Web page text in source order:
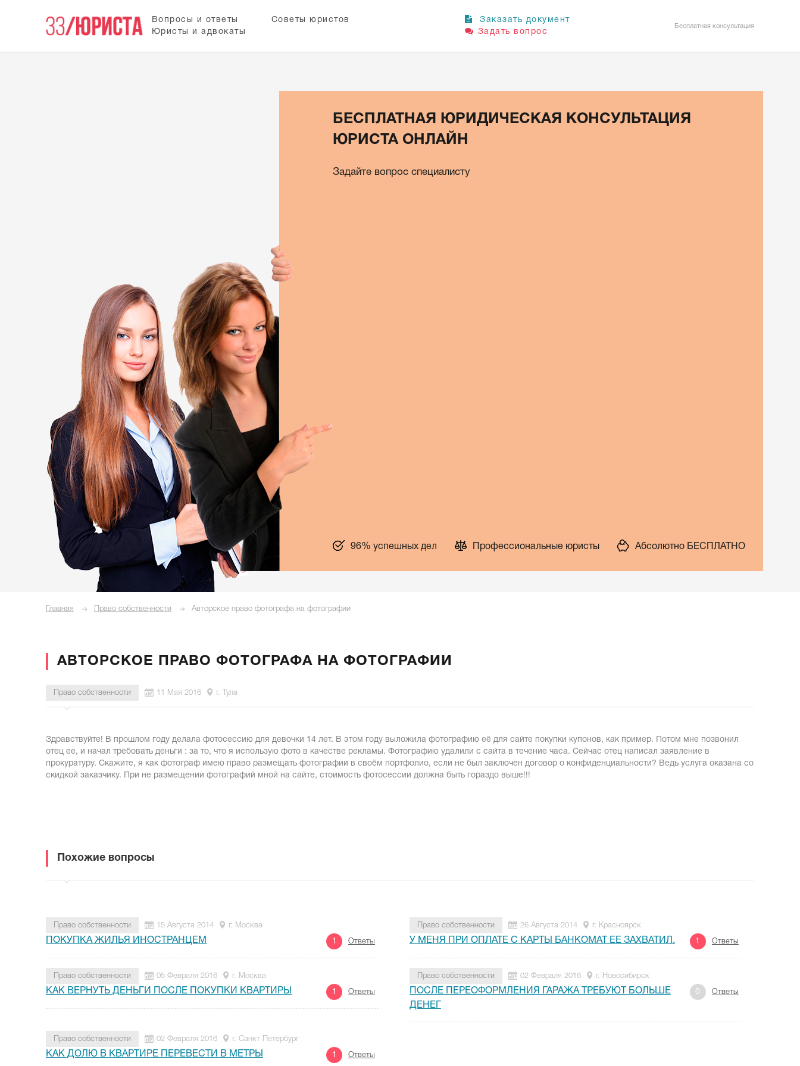
Вопросы и ответы
Советы юристов
Юристы и адвокаты
Заказать документ
Задать вопрос
Бесплатная консультация
БЕСПЛАТНАЯ ЮРИДИЧЕСКАЯ КОНСУЛЬТАЦИЯ
ЮРИСТА ОНЛАЙН
Задайте вопрос специалисту
96% успешных дел Профессиональные юристы Абсолютно БЕСПЛАТНО
Главная Право собственности Авторское право фотографа на фотографии
АВТОРСКОЕ ПРАВО ФОТОГРАФА НА ФОТОГРАФИИ
Право собственности 11 Мая 2016 г. Тула
Здравствуйте! В прошлом году делала фотосессию для девочки 14 лет. В этом году выложила фотографию её для сайте покупки купонов, как пример. Потом мне позвонил
отец ее, и начал требовать деньги : за то, что я использую фото в качестве рекламы. Фотографию удалили с сайта в течение часа. Сейчас отец написал заявление в
прокуратуру. Скажите, я как фотограф имею право размещать фотографии в своём портфолио, если не был заключен договор о конфиденциальности? Ведь услуга оказана со
скидкой заказчику. При не размещении фотографий мной на сайте, стоимость фотосессии должна быть гораздо выше!!!
Похожие вопросы
Право собственности 15 Августа 2014 г. Москва
ПОКУПКА ЖИЛЬЯ ИНОСТРАНЦЕМ 1 Ответы
Право собственности 26 Августа 2014 г. Красноярск
У МЕНЯ ПРИ ОПЛАТЕ С КАРТЫ БАНКОМАТ ЕЕ ЗАХВАТИЛ. 1 Ответы
Право собственности 05 Февраля 2016 г. Москва
КАК ВЕРНУТЬ ДЕНЬГИ ПОСЛЕ ПОКУПКИ КВАРТИРЫ 1 Ответы
Право собственности 02 Февраля 2016 г. Новосибирск
ПОСЛЕ ПЕРЕОФОРМЛЕНИЯ ГАРАЖА ТРЕБУЮТ БОЛЬШЕ
ДЕНЕГ
0 Ответы
Право собственности 02 Февраля 2016 г. Санкт Петербург
КАК ДОЛЮ В КВАРТИРЕ ПЕРЕВЕСТИ В МЕТРЫ 1 Ответы